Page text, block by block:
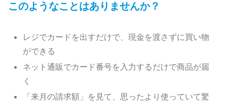
このようなことはありませんか？
レジでカードを出すだけで、現金を渡さずに買い物
ができる
ネット通販でカード番号を入力するだけで商品が届
く
「来月の請求額」を見て、思ったより使っていて驚